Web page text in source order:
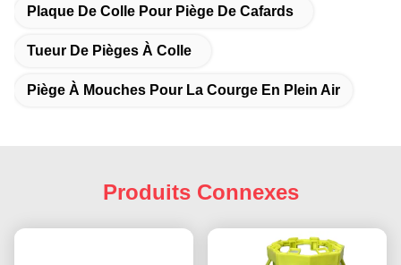
Plaque De Colle Pour Piège De Cafards
Tueur De Pièges À Colle
Piège À Mouches Pour La Courge En Plein Air
Produits Connexes